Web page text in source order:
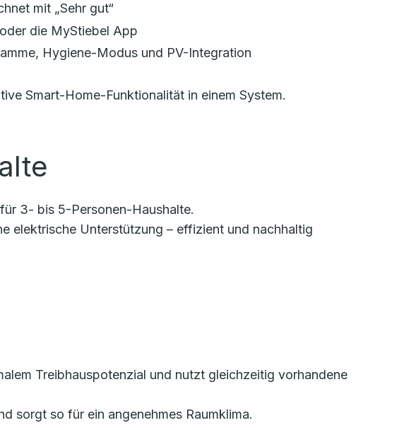
mit „Sehr gut“
die MyStiebel App
Hygiene-Modus und PV-Integration
Smart-Home-Funktionalität in einem System.
3- bis 5-Personen-Haushalte.
elektrische Unterstützung – effizient und nachhaltig
Treibhauspotenzial und nutzt gleichzeitig vorhandene
sorgt so für ein angenehmes Raumklima.